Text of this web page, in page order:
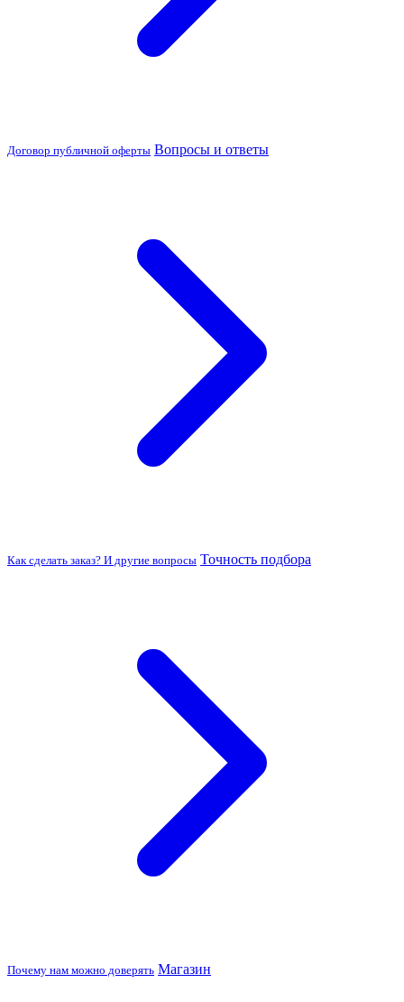
Договор публичной оферты Вопросы и ответы
Как сделать заказ? И другие вопросы Точность подбора
Почему нам можно доверять Магазин